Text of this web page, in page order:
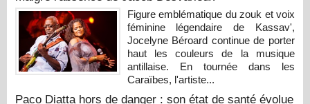
Figure emblématique du zouk et voix
féminine légendaire de Kassav',
Jocelyne Béroard continue de porter
haut les couleurs de la musique
antillaise. En tournée dans les
Caraïbes, l'artiste...
Paco Diatta hors de danger : son état de santé évolue